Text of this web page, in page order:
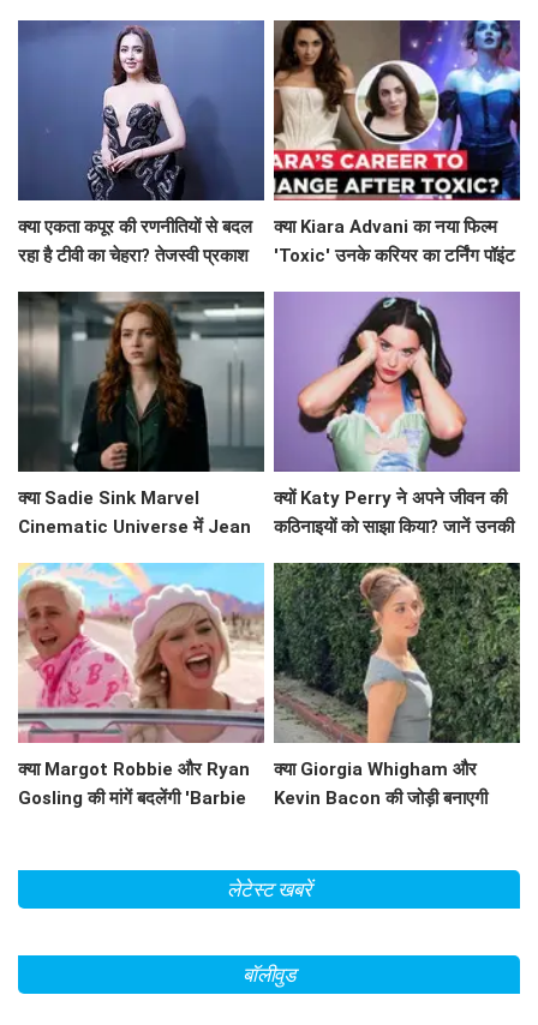
पीछे!
क्या एकता कपूर की रणनीतियों से बदल
रहा है टीवी का चेहरा? तेजस्वी प्रकाश
क्या Kiara Advani का नया फिल्म
'Toxic' उनके करियर का टर्निंग पॉइंट
क्या Sadie Sink Marvel
Cinematic Universe में Jean
क्यों Katy Perry ने अपने जीवन की
कठिनाइयों को साझा किया? जानें उनकी
क्या Margot Robbie और Ryan
Gosling की मांगें बदलेंगी 'Barbie
क्या Giorgia Whigham और
Kevin Bacon की जोड़ी बनाएगी
लेटेस्ट खबरें
बॉलीवुड